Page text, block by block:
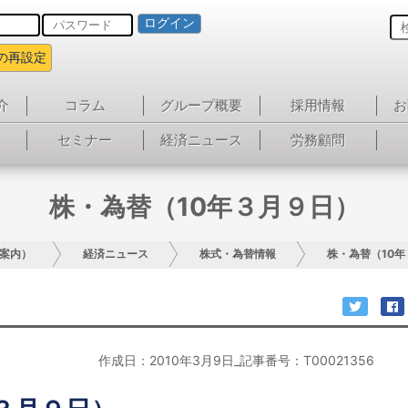
ログイン
再設定
コラム グループ概要 採用情報
セミナー
経済ニュース 労務顧問
株・為替（10年３月９日）
内） 経済ニュース 株式・為替情報 株・為替（10
作成日：2010年3月9日_記事番号：T00021356